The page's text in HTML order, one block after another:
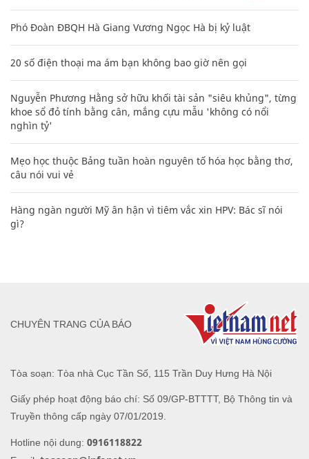
Phó Đoàn ĐBQH Hà Giang Vương Ngọc Hà bị kỷ luật
20 số điện thoại ma ám bạn không bao giờ nên gọi
Nguyễn Phương Hằng sở hữu khối tài sản "siêu khủng", từng
khoe sổ đỏ tính bằng cân, mắng cựu mẫu 'không có nổi
nghìn tỷ'
Mẹo học thuộc Bảng tuần hoàn nguyên tố hóa học bằng thơ,
câu nói vui vẻ
Hàng ngàn người Mỹ ân hận vì tiêm vắc xin HPV: Bác sĩ nói
gì?
Tòa soạn: Tòa nhà Cục Tần Số, 115 Trần Duy Hưng Hà Nội
Giấy phép hoạt động báo chí: Số 09/GP-BTTTT, Bộ Thông tin và
Truyền thông cấp ngày 07/01/2019.
Hotline nội dung: 0916118822
CHUYÊN TRANG CỦA BÁO